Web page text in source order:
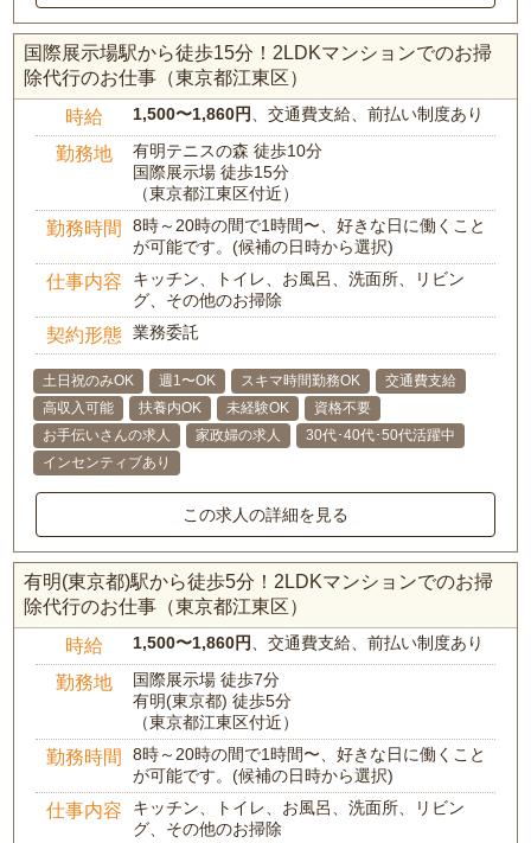
国際展示場駅から徒歩15分！2LDKマンションでのお掃
除代行のお仕事（東京都江東区）
時給 1,500〜1,860円 、交通費支給、前払い制度あり
勤務地
有明テニスの森 徒歩10分
国際展示場 徒歩15分
（東京都江東区付近）
勤務時間
8時～20時の間で1時間〜、好きな日に働くこと
が可能です。(候補の日時から選択)
仕事内容
キッチン、トイレ、お風呂、洗面所、リビン
グ、その他のお掃除
契約形態 業務委託
土日祝のみOK 週1〜OK スキマ時間勤務OK
交通費支給
高収入可能
扶養内OK 未経験OK
資格不要
お手伝いさんの求人
家政婦の求人
30代･40代･50代活躍中
インセンティブあり
この求人の詳細を見る
有明(東京都)駅から徒歩5分！2LDKマンションでのお掃
除代行のお仕事（東京都江東区）
時給 1,500〜1,860円 、交通費支給、前払い制度あり
勤務地
国際展示場 徒歩7分
有明(東京都) 徒歩5分
（東京都江東区付近）
勤務時間
8時～20時の間で1時間〜、好きな日に働くこと
が可能です。(候補の日時から選択)
仕事内容
キッチン、トイレ、お風呂、洗面所、リビン
グ、その他のお掃除